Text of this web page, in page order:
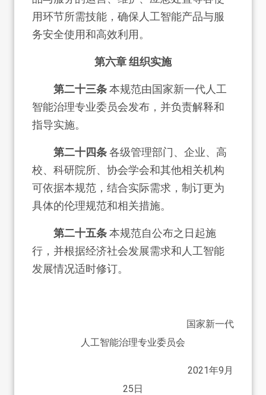
用环节所需技能，确保人工智能产品与服
务安全使用和高效利用。
第六章 组织实施
第二十三条本规范由国家新一代人工
智能治理专业委员会发布，并负责解释和
指导实施。
第二十四条各级管理部门、企业、高
校、科研院所、协会学会和其他相关机构
可依据本规范，结合实际需求，制订更为
具体的伦理规范和相关措施。
第二十五条本规范自公布之日起施
行，并根据经济社会发展需求和人工智能
发展情况适时修订。
国家新一代
人工智能治理专业委员会
2021年9月
25日